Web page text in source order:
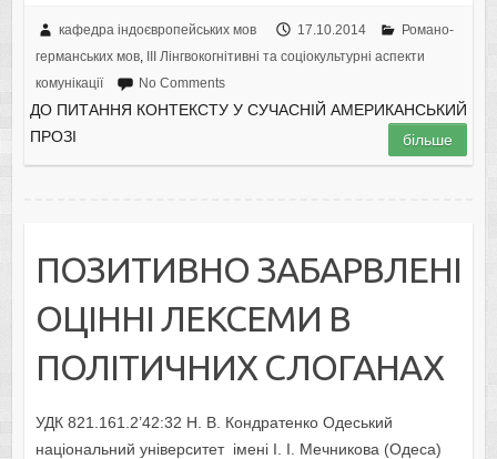
кафедра індоєвропейських мов 17.10.2014
Романо-
германських мов, IІI Лінгвокогнітивні та соціокультурні аспекти
комунікації
No Comments
ДО ПИТАННЯ КОНТЕКСТУ У СУЧАСНІЙ АМЕРИКАНСЬКИЙ
ПРОЗІ
більше
ПОЗИТИВНО ЗАБАРВЛЕНІ
ОЦІННІ ЛЕКСЕМИ В
ПОЛІТИЧНИХ СЛОГАНАХ
УДК 821.161.2’42:32 Н. В. Кондратенко Одеський
національний університет імені І. І. Мечникова (Одеса)